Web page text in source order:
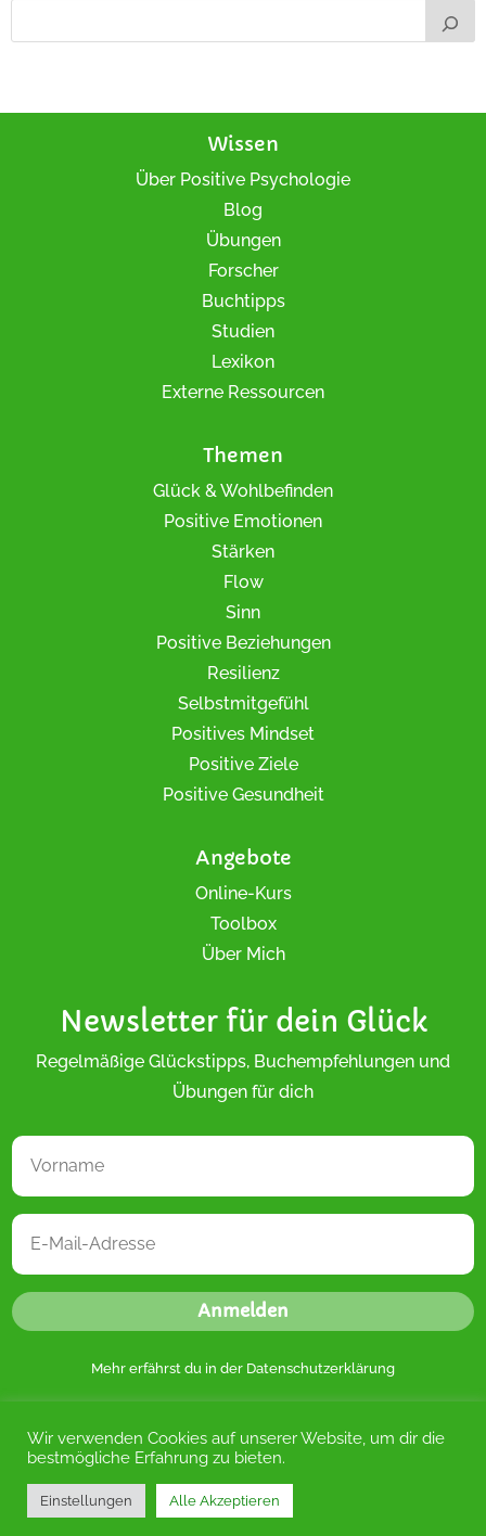
Wissen
Über Positive Psychologie
Blog
Übungen
Forscher
Buchtipps
Studien
Lexikon
Externe Ressourcen
Themen
Glück & Wohlbefinden
Positive Emotionen
Stärken
Flow
Sinn
Positive Beziehungen
Resilienz
Selbstmitgefühl
Positives Mindset
Positive Ziele
Positive Gesundheit
Angebote
Online-Kurs
Toolbox
Über Mich
Newsletter für dein Glück
Regelmäßige Glückstipps, Buchempfehlungen und
Übungen für dich
Anmelden
Mehr erfährst du in der Datenschutzerklärung
Kontakt|Datenschutz|Impressum
Wir verwenden Cookies auf unserer Website, um dir die
bestmögliche Erfahrung zu bieten.
Einstellungen Alle Akzeptieren